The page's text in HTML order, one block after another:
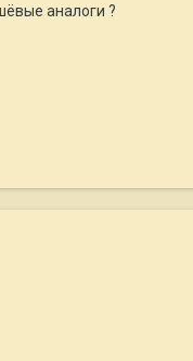
аналоги ?